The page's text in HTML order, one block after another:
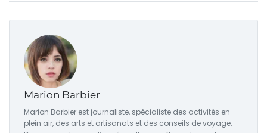
Marion Barbier
Marion Barbier est journaliste, spécialiste des activités en
plein air, des arts et artisanats et des conseils de voyage.